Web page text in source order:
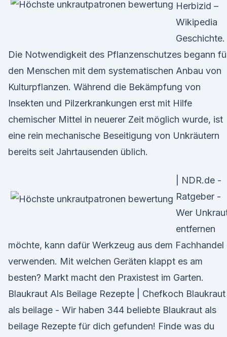
Herbizid –
Wikipedia
Geschichte.
Die Notwendigkeit des Pflanzenschutzes begann
den Menschen mit dem systematischen Anbau von
Kulturpflanzen. Während die Bekämpfung von
Insekten und Pilzerkrankungen erst mit Hilfe
chemischer Mittel in neuerer Zeit möglich wurde, ist
eine rein mechanische Beseitigung von Unkräutern
bereits seit Jahrtausenden üblich.
| NDR.de -
Ratgeber -
Wer
entfernen
möchte, kann dafür Werkzeug aus dem Fachhandel
verwenden. Mit welchen Geräten klappt es am
besten? Markt macht den Praxistest im Garten.
Blaukraut Als Beilage Rezepte | Chefkoch Blaukraut
als beilage - Wir haben 344 beliebte Blaukraut als
beilage Rezepte für dich gefunden! Finde was du